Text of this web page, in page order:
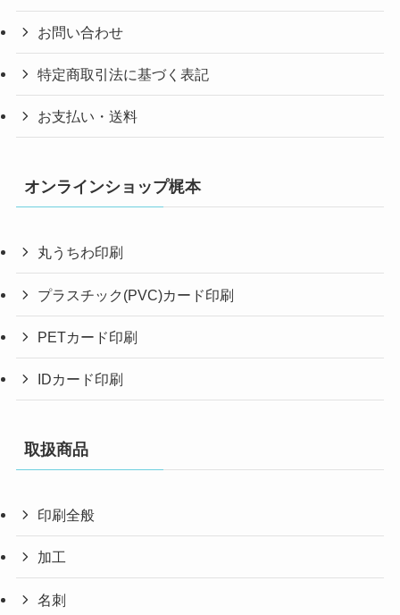
お問い合わせ
特定商取引法に基づく表記
お支払い・送料
オンラインショップ梶本
丸うちわ印刷
プラスチック(PVC)カード印刷
PETカード印刷
IDカード印刷
取扱商品
印刷全般
加工
名刺